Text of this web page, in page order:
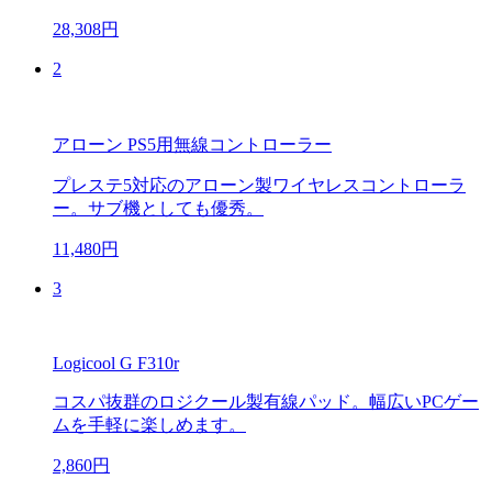
28,308円
2
アローン PS5用無線コントローラー
プレステ5対応のアローン製ワイヤレスコントローラ
ー。サブ機としても優秀。
11,480円
3
Logicool G F310r
コスパ抜群のロジクール製有線パッド。幅広いPCゲー
ムを手軽に楽しめます。
2,860円